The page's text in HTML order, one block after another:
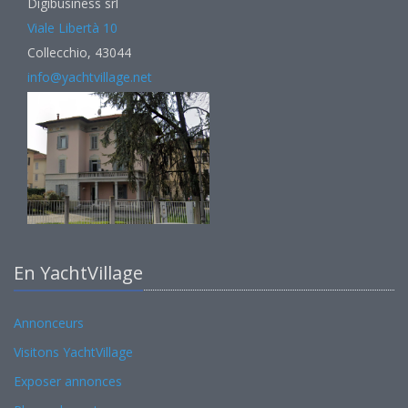
Viale Libertà 10
Collecchio, 43044
info@yachtvillage.net
En YachtVillage
Annonceurs
Visitons YachtVillage
Exposer annonces